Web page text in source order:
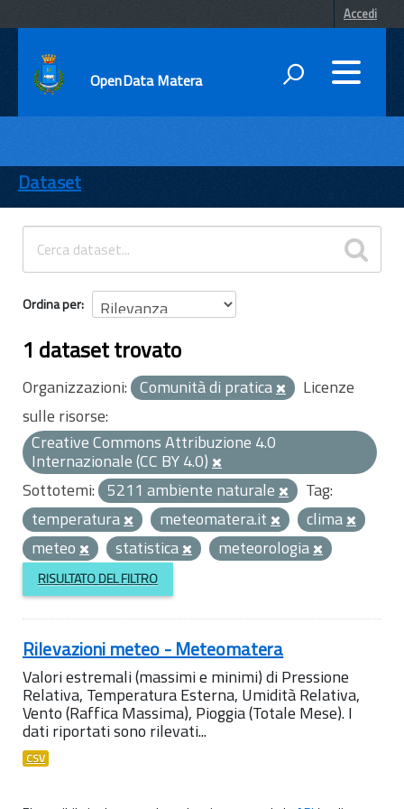
Accedi
OpenData Matera
ENTI
TEMI
INFORMAZIONI
Dataset
Ordina per
1 dataset trovato
Organizzazioni: Comunità di pratica
Licenze
sulle risorse:
Creative Commons Attribuzione 4.0
Internazionale (CC BY 4.0)
Sottotemi: 5211 ambiente naturale
Tag:
temperatura
meteomatera.it
clima
meteo
statistica meteorologia
RISULTATO DEL FILTRO
Rilevazioni meteo - Meteomatera
Valori estremali (massimi e minimi) di Pressione
Relativa, Temperatura Esterna, Umidità Relativa,
Vento (Raffica Massima), Pioggia (Totale Mese). I
dati riportati sono rilevati...
CSV